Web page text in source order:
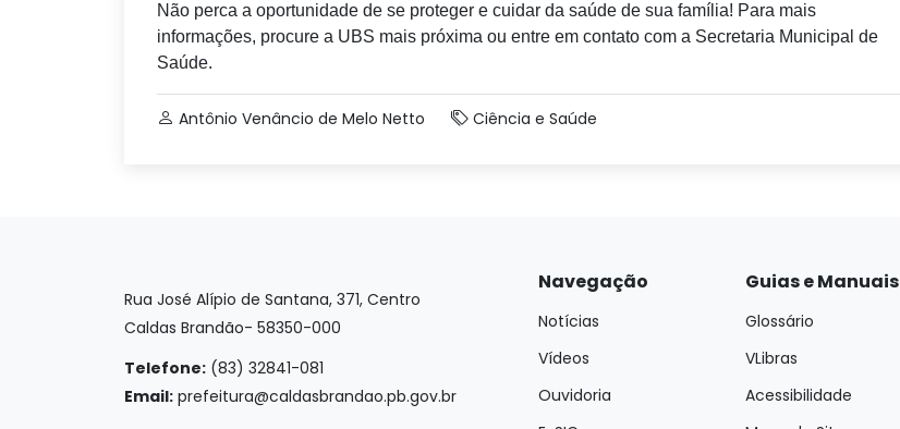
Não perca a oportunidade de se proteger e cuidar da saúde de sua família! Para mais
informações, procure a UBS mais próxima ou entre em contato com a Secretaria Municipal de
Saúde.
Antônio Venâncio de Melo Netto Ciência e Saúde
Rua José Alípio de Santana, 371, Centro
Caldas Brandão- 58350-000
Telefone: (83) 32841-081
Email: prefeitura@caldasbrandao.pb.gov.br
Navegação
Notícias
Vídeos
Ouvidoria
Guias e Manuais
Glossário
VLibras
Acessibilidade